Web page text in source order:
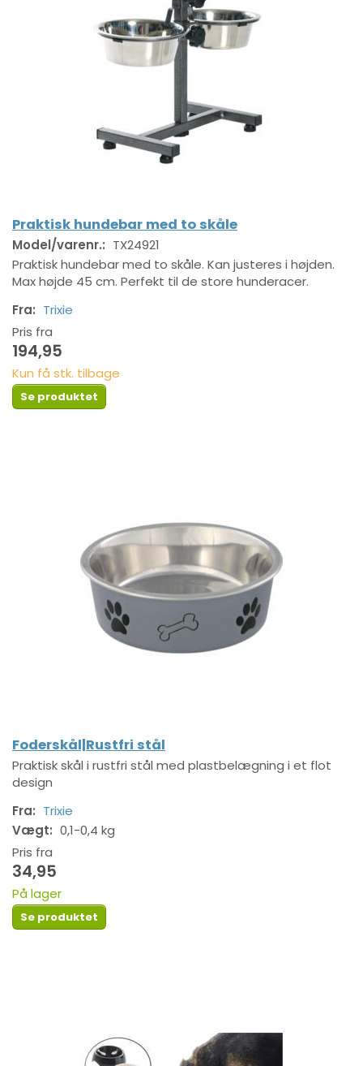
Praktisk hundebar med to skåle
Model/varenr.: TX24921
Praktisk hundebar med to skåle. Kan justeres i højden.
Max højde 45 cm. Perfekt til de store hunderacer.
Fra: Trixie
Pris fra
194,95
Kun få stk. tilbage
Se produktet
Foderskål|Rustfri stål
Praktisk skål i rustfri stål med plastbelægning i et flot
design
Fra: Trixie
Vægt: 0,1-0,4 kg
Pris fra
34,95
På lager
Se produktet